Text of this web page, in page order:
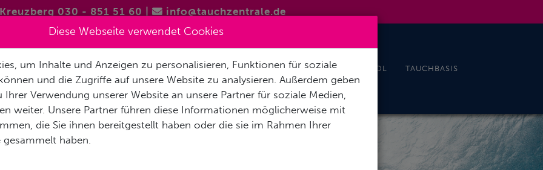
Kreuzberg 030 - 851 51 60 info@tauchzentrale.de
/ APNOE VERMIETUNG & SERVICE REISEN & EVENTS INDOORPOOL TAUCHBASIS
ANMELDUNG
Diese Webseite verwendet Cookies
um Inhalte und Anzeigen zu personalisieren, Funktionen für soziale
und die Zugriffe auf unsere Website zu analysieren. Außerdem geben
Verwendung unserer Website an unsere Partner für soziale Medien,
weiter. Unsere Partner führen diese Informationen möglicherweise mit
die Sie ihnen bereitgestellt haben oder die sie im Rahmen Ihrer
haben.